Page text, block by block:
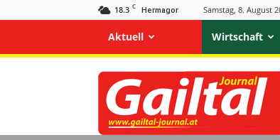
18.3 C Hermagor Samstag, 8. August
Aktuell Wirtschaft
Gailtal
Journal